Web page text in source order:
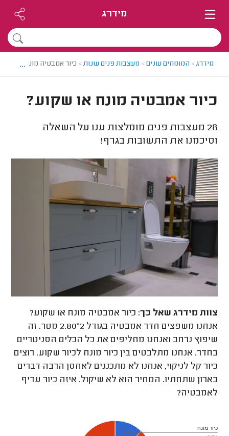
מידרג
מידרג> המומחים עונים> מעצבות פנים עונות> כיור אמבטיה מונח או
...
כיור אמבטיה מונח או שקוע?
28 מעצבות פנים מומלצות ענו על השאלה
וסיכמנו את התשובות בגרף!
צוות מידרג שאל כך: כיור אמבטיה מונח או שקוע?
אנחנו משפצים חדר אמבטיה בגודל 2*2.80 מטר. זה
שיפוץ נרחב ואנחנו מחליפים את כל הכלים הסניטריים
בחדר. אנחנו מתלבטים בין כיור מונח לכיור שקוע. רוצים
כיור קל לניקוי, אנחנו לא מתכננים לאחסן הרבה דברים
בארון שתחתיו. המחיר הוא לא שיקול. איזה כיור עדיף
לאמבטיה?
כיור מונח